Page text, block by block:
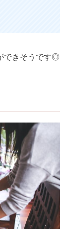
できそうです◎